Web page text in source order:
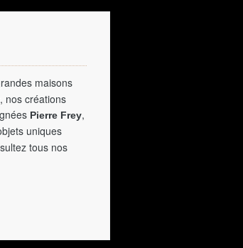
maisons
nos créations
Pierre Frey,
uniques
tous nos